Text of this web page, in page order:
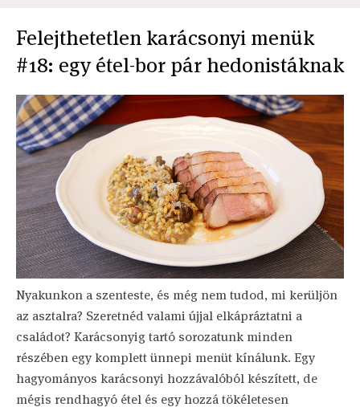
Felejthetetlen karácsonyi menük
#18: egy étel-bor pár hedonistáknak
Nyakunkon a szenteste, és még nem tudod, mi kerüljön
az asztalra? Szeretnéd valami újjal elkápráztatni a
családot? Karácsonyig tartó sorozatunk minden
részében egy komplett ünnepi menüt kínálunk. Egy
hagyományos karácsonyi hozzávalóból készített, de
mégis rendhagyó étel és egy hozzá tökéletesen